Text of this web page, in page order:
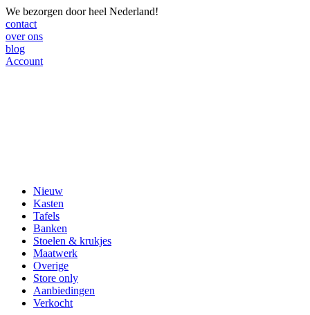
We bezorgen door heel Nederland!
contact
over ons
blog
Account
Nieuw
Kasten
Tafels
Banken
Stoelen & krukjes
Maatwerk
Overige
Store only
Aanbiedingen
Verkocht